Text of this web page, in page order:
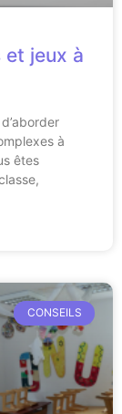
et jeux à
à
êtes
CONSEILS